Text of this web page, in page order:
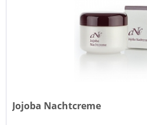
Jojoba Nachtcreme